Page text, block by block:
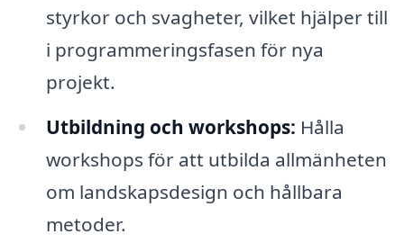
styrkor och svagheter, vilket hjälper till
i programmeringsfasen för nya
projekt.
Utbildning och workshops: Hålla
workshops för att utbilda allmänheten
om landskapsdesign och hållbara
metoder.